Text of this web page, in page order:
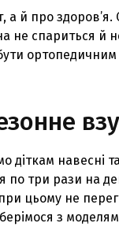
а й про
не спариться й
діткам навесні
по три рази на
цьому не
з